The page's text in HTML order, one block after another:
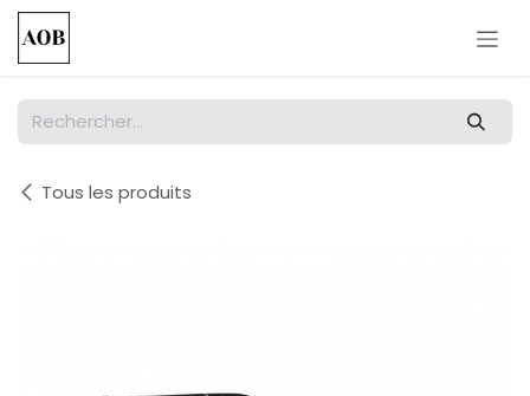
Se rendre au contenu
Tous les produits